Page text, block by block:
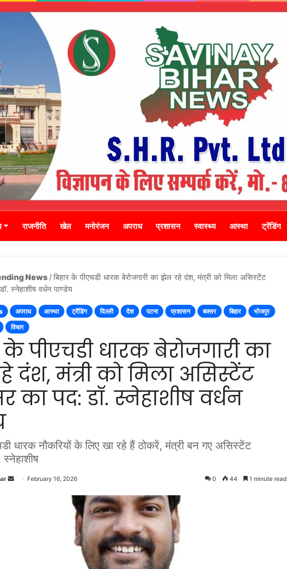
राजनीति खेल मनोरंजन अपराध प्रशासन स्वास्थ्य आस्था ट्रेंडिंग
News/ बिहार के पीएचडी धारक बेरोजगारी का झेल रहे दंश, मंत्री को मिला असिस्टेंट
स्नेहाशीष वर्धन पाण्डेय
अपराध आस्था ट्रेंडिंग दिल्ली देश पटना प्रशासन बक्सर बिहार
भोजपुर
विचार
के पीएचडी धारक बेरोजगारी का
दंश, मंत्री को मिला असिस्टेंट
का पद: डॉ. स्नेहाशीष वर्धन
धारक नौकरियों के लिए खा रहे हैं ठोकरें, मंत्री बन गए असिस्टेंट
SendFebruary 16, 2026 0 44 1 minute read